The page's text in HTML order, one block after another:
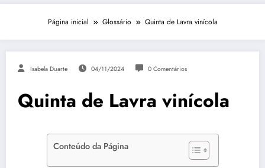
Página inicial Glossário Quinta de Lavra vinícola
Isabela Duarte 04/11/2024 0 Comentários
Quinta de Lavra vinícola
Conteúdo da Página